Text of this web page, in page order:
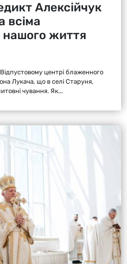
Алексійчук
всіма
життя
центрі блаженного
Лукача, що в селі Старуня,
чування. Як...